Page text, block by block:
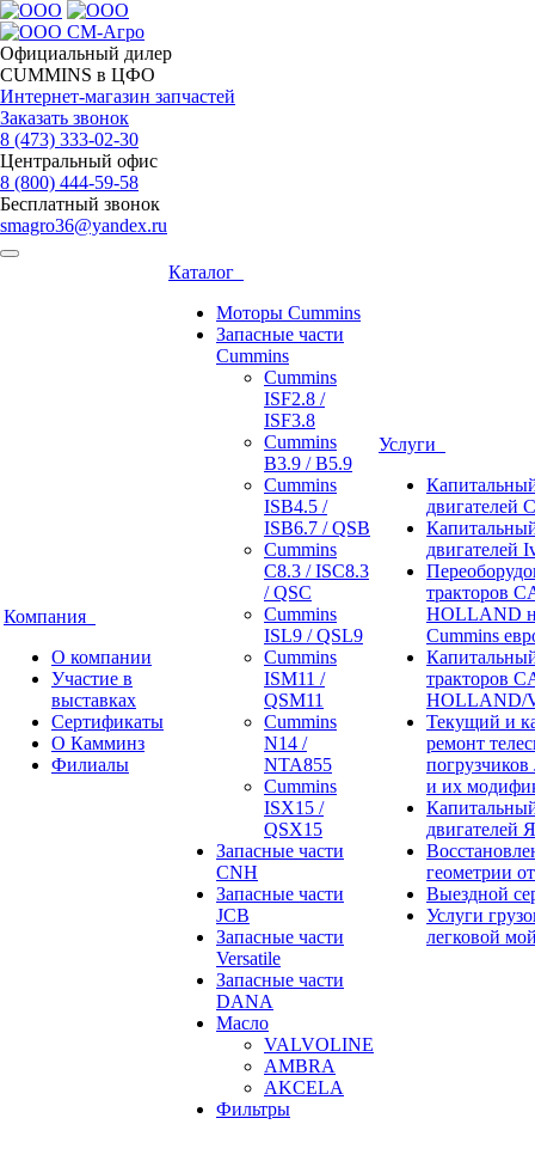
Официальный дилер
CUMMINS в ЦФО
Интернет-магазин запчастей
Заказать звонок
8 (473) 333-02-30
Центральный офис
8 (800) 444-59-58
Бесплатный звонок
smagro36@yandex.ru
Компания
О компании
Участие в
выставках
Сертификаты
О Камминз
Филиалы
Каталог
Моторы Cummins
Запасные части
Cummins
Cummins
ISF2.8 /
ISF3.8
Cummins
B3.9 / B5.9
Cummins
ISB4.5 /
ISB6.7 / QSB
Cummins
C8.3 / ISC8.3
/ QSC
Cummins
ISL9 / QSL9
Cummins
ISM11 /
QSM11
Cummins
N14 /
NTA855
Cummins
ISX15 /
QSX15
Запасные части
CNH
Запасные части
JCB
Запасные части
Versatile
Запасные части
DANA
Масло
VALVOLINE
AMBRA
AKCELA
Фильтры
Услуги
двигателей
двигателей
тракторов
HOLLAND
Cummins
тракторов
HOLLAND/
Текущий и
ремонт
и их
двигателей
геометрии
Выездной
Услуги
легковой